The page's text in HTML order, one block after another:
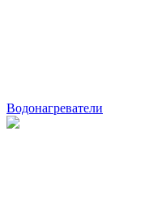
Водонагреватели